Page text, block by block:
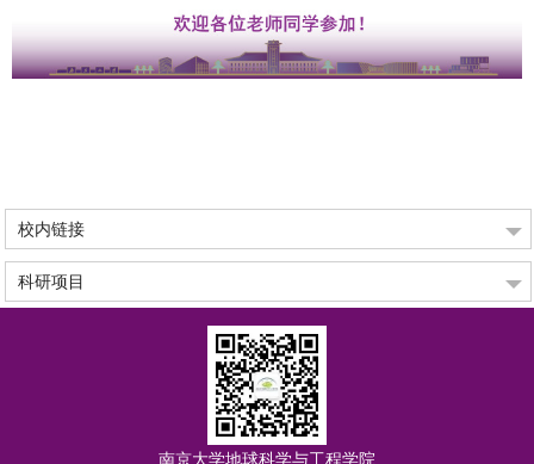
校内链接
科研项目
南京大学地球科学与工程学院